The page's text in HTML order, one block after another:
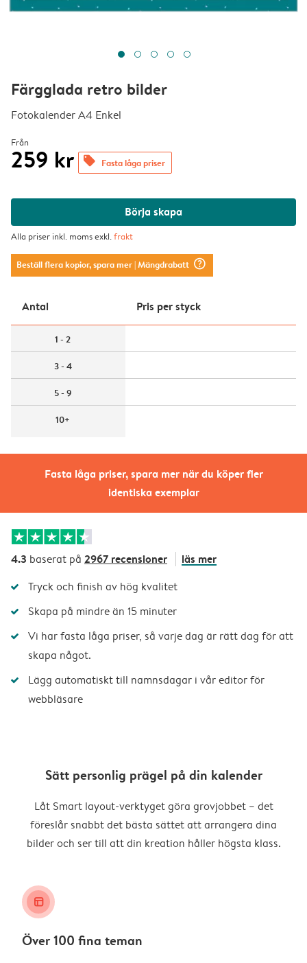
Fasta låga priser, spara mer när du köper fler
identiska exemplar
Färgglada retro bilder
Fotokalender A4 Enkel
Från
259 kr offers Fasta låga priser
Börja skapa
Alla priser inkl. moms exkl.frakt
Beställ flera kopior, spara mer| Mängdrabatt question_mark_circle
Antal Pris per styck
1 - 2
3 - 4
5 - 9
10+
4.3 baserat på 2967 recensioner läs mer
Tryck och finish av hög kvalitet
Skapa på mindre än 15 minuter
Vi har fasta låga priser, så varje dag är rätt dag för att
skapa något.
Lägg automatiskt till namnsdagar i vår editor för
webbläsare
Sätt personlig prägel på din kalender
Låt Smart layout-verktyget göra grovjobbet – det
föreslår snabbt det bästa sättet att arrangera dina
bilder och ser till att din kreation håller högsta klass.
layout_alt
Över 100 fina teman